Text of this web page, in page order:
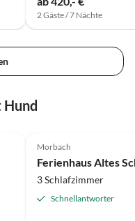
2 Gäste / 7 Nächte
Morbach
3 Schlafzimmer
Schnellantworter